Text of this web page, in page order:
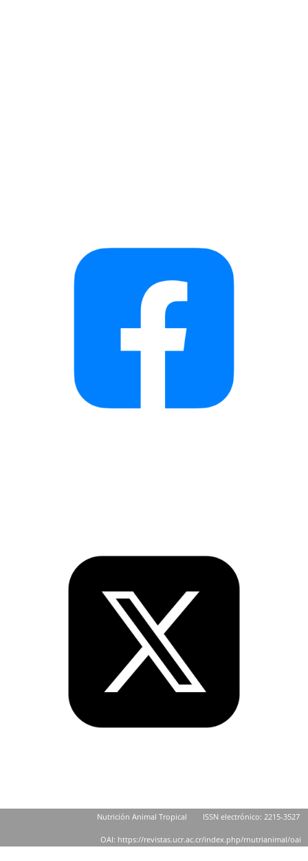
Nutrición Animal Tropical ISSN electrónico: 2215-3527
OAI: https://revistas.ucr.ac.cr/index.php/rnutrianimal/oai